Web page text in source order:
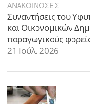
ΑΝΑΚΟΙΝΩΣΕΙΣ
Συναντήσεις του
και Οικονομικών
παραγωγικούς
21 Ιούλ. 2026